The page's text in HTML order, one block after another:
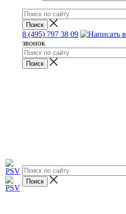
8 (495) 797 38 09
звонок